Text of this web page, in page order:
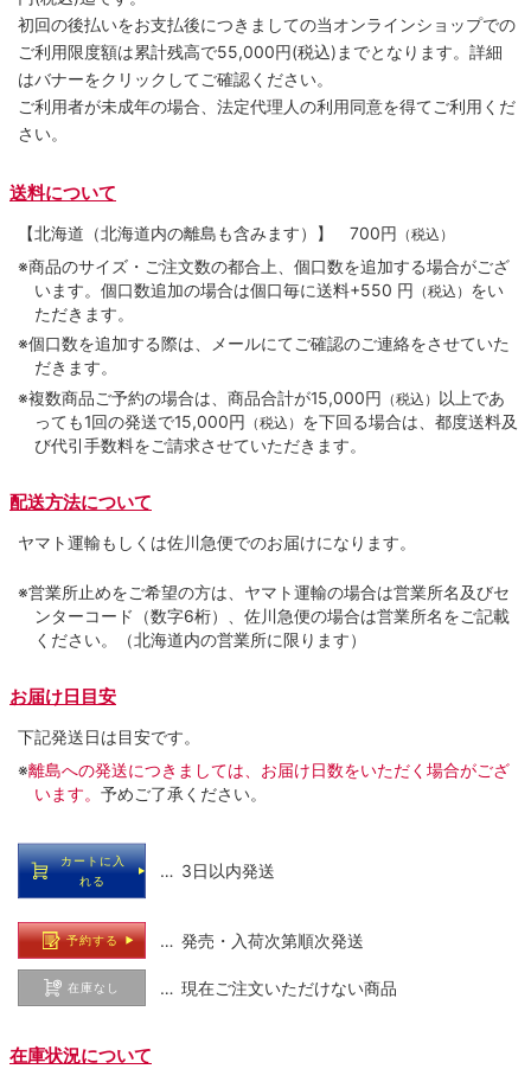
初回の後払いをお支払後につきましての当オンラインショップでの
ご利用限度額は累計残高で55,000円(税込)までとなります。詳細
はバナーをクリックしてご確認ください。
ご利用者が未成年の場合、法定代理人の利用同意を得てご利用くだ
さい。
送料について
【北海道（北海道内の離島も含みます）】 700円 （税込）
※商品のサイズ・ご注文数の都合上、個口数を追加する場合がござ
います。個口数追加の場合は個口毎に送料+550 円 （税込） をい
ただきます。
※個口数を追加する際は、メールにてご確認のご連絡をさせていた
だきます。
※複数商品ご予約の場合は、商品合計が15,000円 （税込） 以上であ
っても1回の発送で15,000円 （税込） を下回る場合は、都度送料及
び代引手数料をご請求させていただきます。
配送方法について
ヤマト運輸もしくは佐川急便でのお届けになります。
※営業所止めをご希望の方は、ヤマト運輸の場合は営業所名及びセ
ンターコード（数字6桁）、佐川急便の場合は営業所名をご記載
ください。（北海道内の営業所に限ります）
お届け日目安
下記発送日は目安です。
※離島への発送につきましては、お届け日数をいただく場合がござ
います。 予めご了承ください。
カートに入
れる
… 3日以内発送
予約する … 発売・入荷次第順次発送
在庫なし … 現在ご注文いただけない商品
在庫状況について